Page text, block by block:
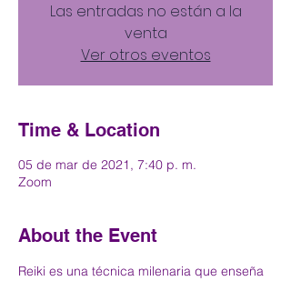
Las entradas no están a la
venta
Ver otros eventos
Time & Location
05 de mar de 2021, 7:40 p. m.
Zoom
About the Event
Reiki es una técnica milenaria que enseña